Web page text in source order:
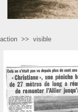
>> visible